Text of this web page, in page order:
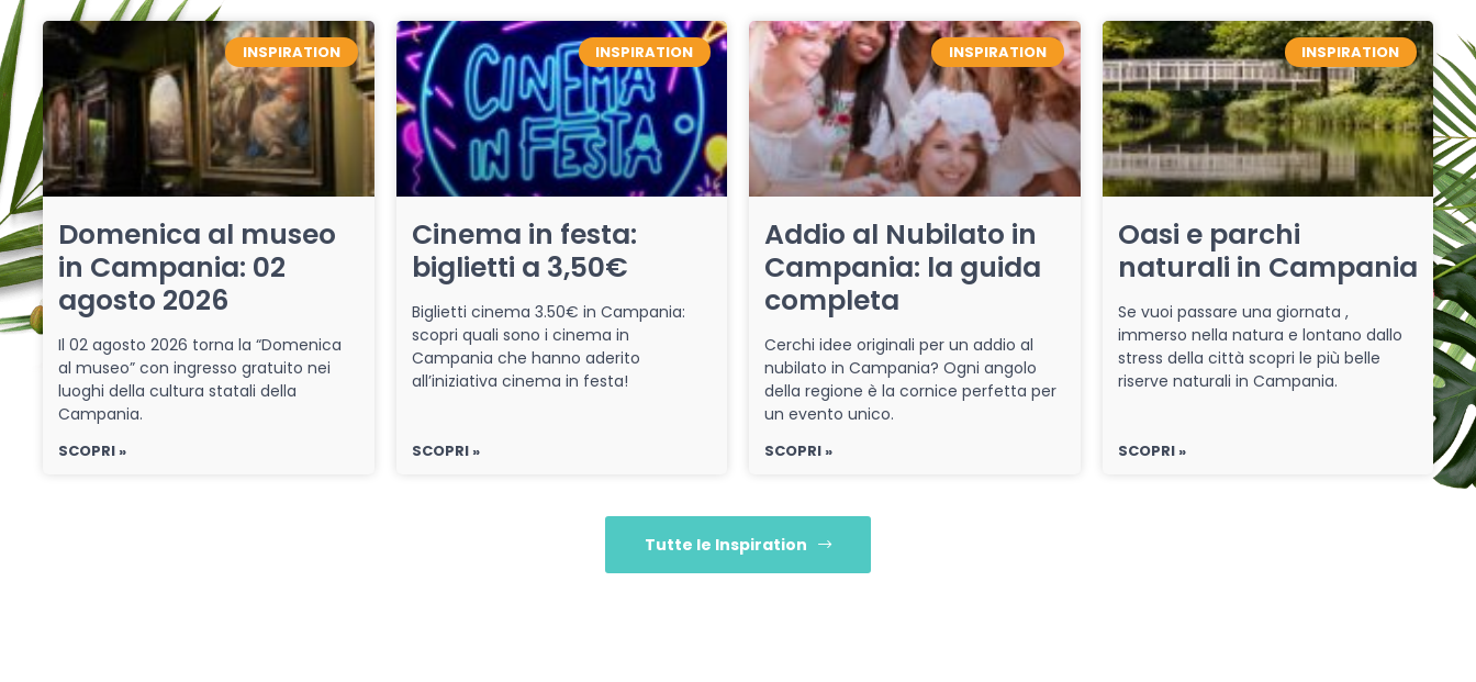
INSPIRATION
Domenica al museo
in Campania: 02
agosto 2026
Il 02 agosto 2026 torna la “Domenica
al museo” con ingresso gratuito nei
luoghi della cultura statali della
Campania.
SCOPRI »
INSPIRATION
Cinema in festa:
biglietti a 3,50€
Biglietti cinema 3.50€ in Campania:
scopri quali sono i cinema in
Campania che hanno aderito
all’iniziativa cinema in festa!
SCOPRI »
INSPIRATION
Addio al Nubilato in
Campania: la guida
completa
Cerchi idee originali per un addio al
nubilato in Campania? Ogni angolo
della regione è la cornice perfetta per
un evento unico.
SCOPRI »
INSPIRATION
Oasi e parchi
naturali in Campania
Se vuoi passare una giornata ,
immerso nella natura e lontano dallo
stress della città scopri le più belle
riserve naturali in Campania.
SCOPRI »
Tutte le Inspiration